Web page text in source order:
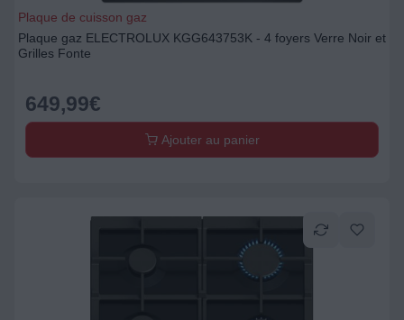
Plaque de cuisson gaz
Plaque gaz ELECTROLUX KGG643753K - 4 foyers Verre Noir et
Grilles Fonte
649,99€
Ajouter au panier